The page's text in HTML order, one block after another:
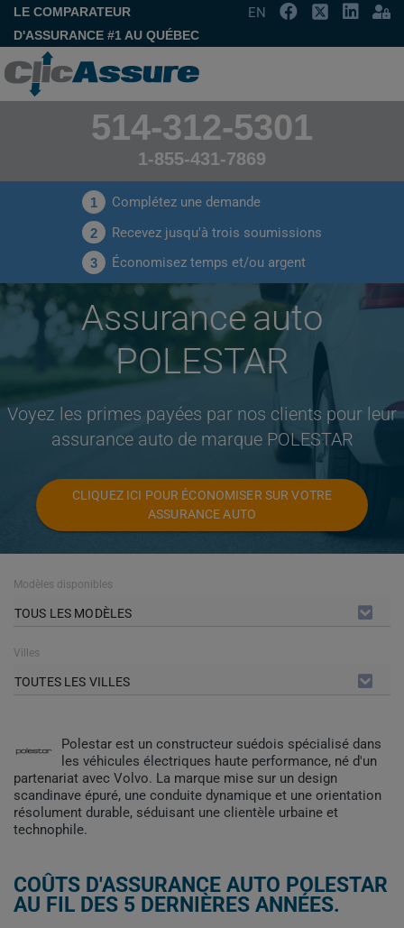
LE COMPARATEUR
D'ASSURANCE #1 AU QUÉBEC
EN
514-312-5301
1-855-431-7869
1 Complétez une demande
2 Recevez jusqu'à trois soumissions
3 Économisez temps et/ou argent
Assurance auto
POLESTAR
Voyez les primes payées par nos clients pour leur
assurance auto de marque POLESTAR
CLIQUEZ ICI POUR ÉCONOMISER SUR VOTRE
ASSURANCE AUTO
Modèles disponibles
TOUS LES MODÈLES
Villes
TOUTES LES VILLES
Polestar est un constructeur suédois spécialisé dans
les véhicules électriques haute performance, né d'un
partenariat avec Volvo. La marque mise sur un design
scandinave épuré, une conduite dynamique et une orientation
résolument durable, séduisant une clientèle urbaine et
technophile.
COÛTS D'ASSURANCE AUTO POLESTAR
AU FIL DES 5 DERNIÈRES ANNÉES.